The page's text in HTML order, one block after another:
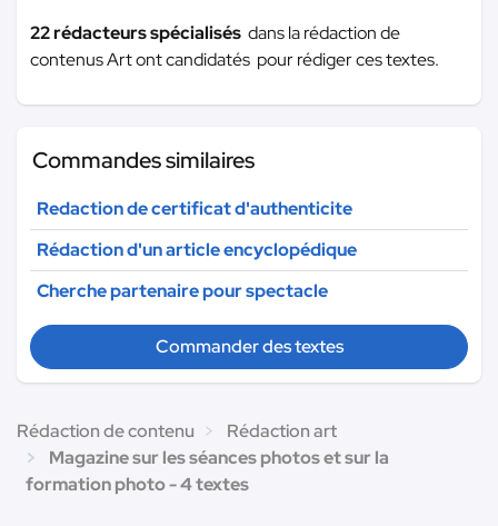
22 rédacteurs spécialisés dans la rédaction de
contenus Art ont candidatés pour rédiger ces textes.
Commandes similaires
Redaction de certificat d'authenticite
Rédaction d'un article encyclopédique
Cherche partenaire pour spectacle
Commander des textes
Rédaction de contenu
Rédaction art
Magazine sur les séances photos et sur la
formation photo - 4 textes